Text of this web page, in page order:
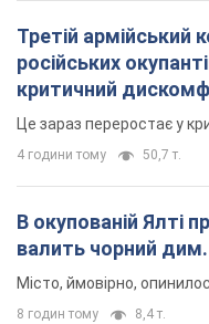
Третій армійський
російських
критичний
Це зараз переростає у
4 години тому 50,7 т.
В окупованій Ялті
валить чорний дим.
Місто, ймовірно,
8 годин тому 8,4 т.